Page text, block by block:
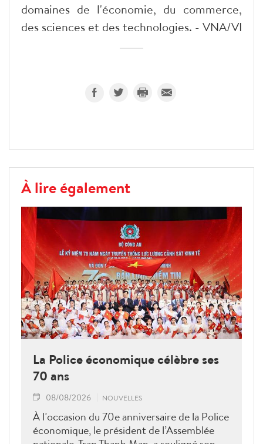
domaines de l'économie, du commerce,
des sciences et des technologies. - VNA/VI
À lire également
La Police économique célèbre ses
70 ans
08/08/2026 NOUVELLES
À l’occasion du 70e anniversaire de la Police
économique, le président de l’Assemblée